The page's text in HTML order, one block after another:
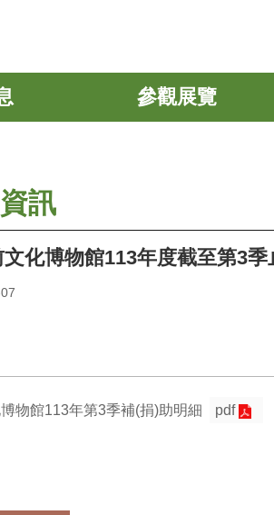
參觀展覽
訊
文化博物館113年度截至第3
物館113年第3季補(捐)助明細 pdf